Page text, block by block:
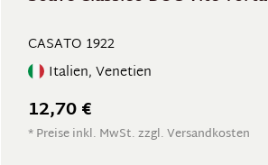
CASATO 1922
Italien, Venetien
12,70 €
* Preise inkl. MwSt. zzgl. Versandkosten